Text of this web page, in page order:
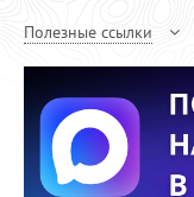
Полезные ссылки